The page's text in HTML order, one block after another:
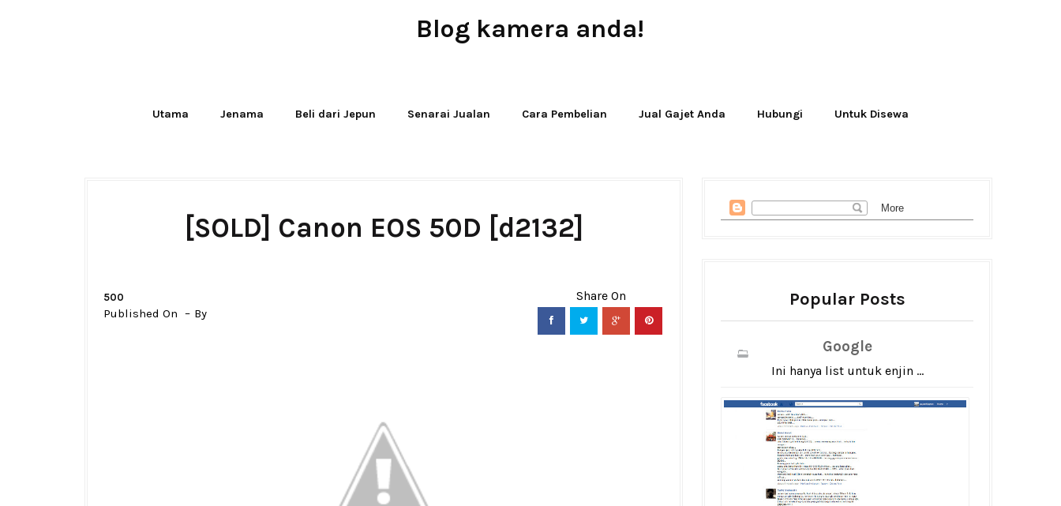
Blog kamera anda!
Utama Jenama Beli dari Jepun Senarai Jualan Cara Pembelian Jual Gajet Anda Hubungi Untuk Disewa
[SOLD] Canon EOS 50D [d2132]
500
Published On By
Popular Posts
Google
Ini hanya list untuk enjin ...